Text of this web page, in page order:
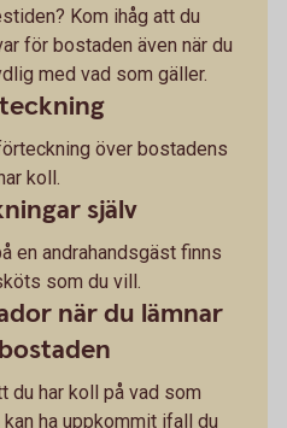
Kom ihåg att du
för bostaden även när du
med vad som gäller.
över bostadens
koll.
själv
en andrahandsgäst finns
som du vill.
när du lämnar
du har koll på vad som
ha uppkommit ifall du